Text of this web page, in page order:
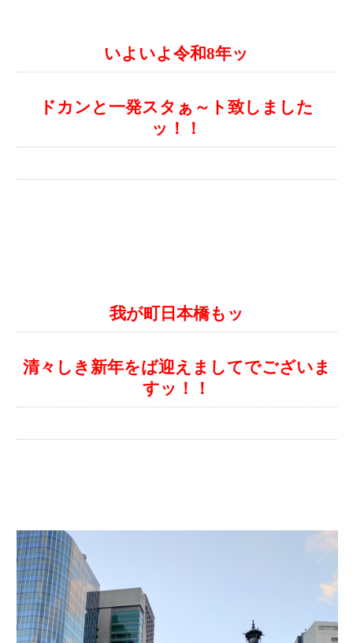
いよいよ令和8年ッ
ドカンと一発スタぁ～ト致しました
ッ！！
我が町日本橋もッ
清々しき新年をば迎えましてでございま
すッ！！